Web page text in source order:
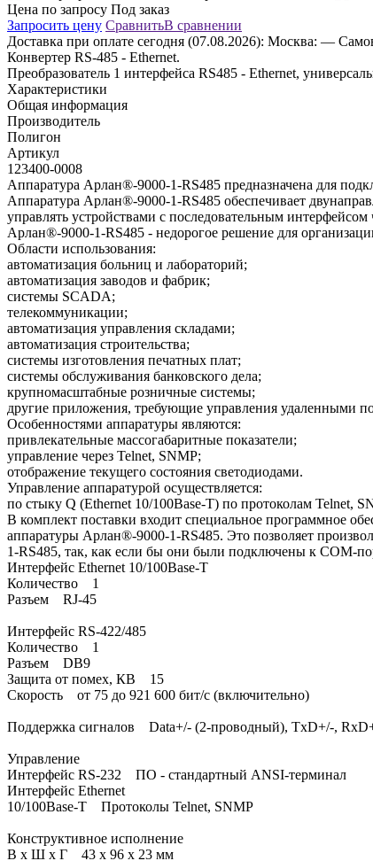
Цена по запросу Под заказ
Запросить цену СравнитьВ сравнении
Доставка при оплате сегодня (07.08.2026): Москва: —
Конвертер RS-485 - Ethernet.
Преобразователь 1 интерфейса RS485 - Ethernet,
Характеристики
Общая информация
Производитель
Полигон
Артикул
123400-0008
Аппаратура Арлан®-9000-1-RS485 предназначена для
Аппаратура Арлан®-9000-1-RS485 обеспечивает
управлять устройствами с последовательным интерфейсом
Арлан®-9000-1-RS485 - недорогое решение для
Области использования:
автоматизация больниц и лабораторий;
автоматизация заводов и фабрик;
системы SCADA;
телекоммуникации;
автоматизация управления складами;
автоматизация строительства;
системы изготовления печатных плат;
системы обслуживания банковского дела;
крупномасштабные розничные системы;
другие приложения, требующие управления удаленными
Особенностями аппаратуры являются:
привлекательные массогабаритные показатели;
управление через Telnet, SNMP;
отображение текущего состояния светодиодами.
Управление аппаратурой осуществляется:
по стыку Q (Ethernet 10/100Base-T) по протоколам Telnet,
В комплект поставки входит cпециальное программное
аппаратуры Арлан®-9000-1-RS485. Это позволяет
1-RS485, так, как если бы они были подключены к COM-
Интерфейс Еthernet 10/100Base-T
Количество 1
Разъем RJ-45
Интерфейс RS-422/485
Количество 1
Разъем DB9
Защита от помех, КВ 15
Скорость от 75 до 921 600 бит/с (включительно)
Поддержка сигналов Data+/- (2-проводный), TxD+/-,
Управление
Интерфейс RS-232 ПО - стандартный ANSI-терминал
Интерфейс Ethernet
10/100Base-T Протоколы Telnet, SNMP
Конструктивное исполнение
В x Ш x Г 43 x 96 x 23 мм